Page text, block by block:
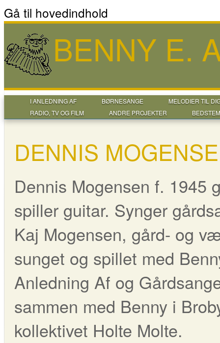
Gå til hovedindhold
BENNY E.
I ANLEDNING AF BØRNESANGE
MELODIER TIL
RADIO, TV OG FILM
ANDRE PROJEKTER
DENNIS
Dennis Mogensen f. 1945
spiller guitar. Synger
Kaj Mogensen, gård- og
sunget og spillet med
Anledning Af og
sammen med Benny i
kollektivet Holte Molte.